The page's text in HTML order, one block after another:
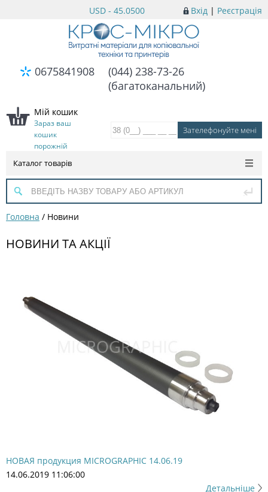
Вхід | Реєстрація
USD - 45.0500
0675841908
(044) 238-73-26
(багатоканальний)
Мій кошик
Зараз ваш
кошик
порожній
Каталог товарів
Головна / Новини
НОВИНИ ТА АКЦІЇ
НОВАЯ продукция MICROGRAPHIC 14.06.19
14.06.2019 11:06:00
Детальніше